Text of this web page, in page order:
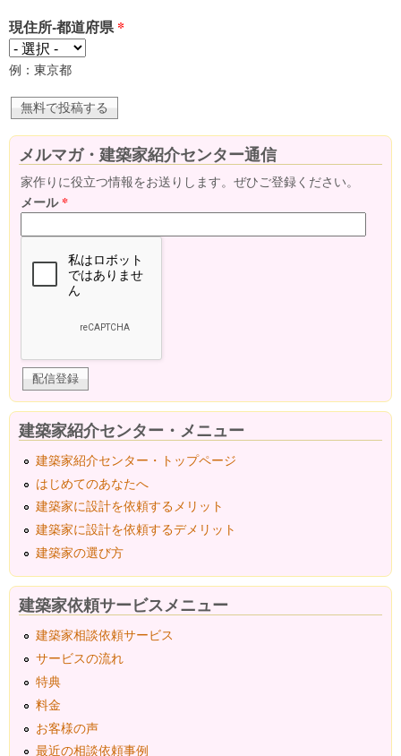
現住所-都道府県*
例：東京都
メルマガ・建築家紹介センター通信
家作りに役立つ情報をお送りします。ぜひご登録ください。
メール*
建築家紹介センター・メニュー
建築家紹介センター・トップページ
はじめてのあなたへ
建築家に設計を依頼するメリット
建築家に設計を依頼するデメリット
建築家の選び方
建築家依頼サービスメニュー
建築家相談依頼サービス
サービスの流れ
特典
料金
お客様の声
最近の相談依頼事例